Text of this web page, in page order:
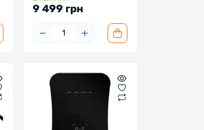
9 499 грн